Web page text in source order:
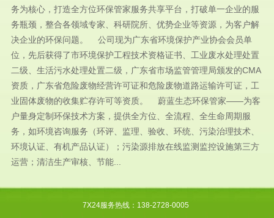
务为核心，打造全方位环保管家服务共享平台，打破单一企业的服
务瓶颈，整合各领域专家、科研院所、优势企业等资源，为客户解
决企业的环保问题。 公司现为广东省环境保护产业协会会员单
位，先后获得了市环境保护工程技术资格证书、工业废水处理处置
二级、生活污水处理处置二级，广东省市场监管管理局颁发的CMA
资质，广东省危险废物经营许可证和危险废物道路运输许可证，工
业固体废物的收集贮存许可等资质。 蔚蓝生态环保管家——为客
户量身定制环保技术方案，提供全方位、全流程、全生命周期服
务，如环境咨询服务（环评、监理、验收、环统、污染治理技术、
环境认证、有机产品认证）；污染源排放在线监测监控设施第三方
运营；清洁生产审核、节能...
7X24服务热线：138-2728-0005